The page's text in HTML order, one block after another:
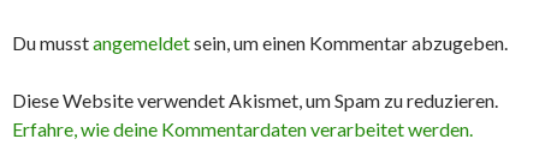
Du musstangemeldetsein, um einen Kommentar abzugeben.
Diese Website verwendet Akismet, um Spam zu reduzieren.
Erfahre, wie deine Kommentardaten verarbeitet werden.